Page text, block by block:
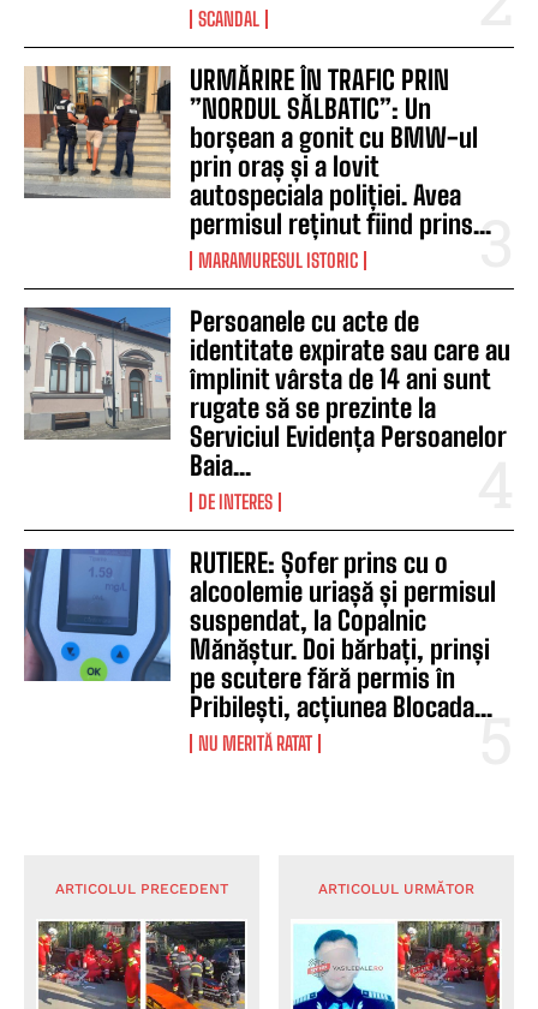
SCANDAL
URMĂRIRE ÎN TRAFIC PRIN
”NORDUL SĂLBATIC”: Un
borșean a gonit cu BMW-ul
prin oraș și a lovit
autospeciala poliției. Avea
permisul reținut fiind prins...
MARAMURESUL ISTORIC
Persoanele cu acte de
identitate expirate sau care au
împlinit vârsta de 14 ani sunt
rugate să se prezinte la
Serviciul Evidența Persoanelor
Baia...
DE INTERES
RUTIERE: Șofer prins cu o
alcoolemie uriașă și permisul
suspendat, la Copalnic
Mănăștur. Doi bărbați, prinși
pe scutere fără permis în
Pribilești, acțiunea Blocada...
NU MERITĂ RATAT
ARTICOLUL PRECEDENT ARTICOLUL URMĂTOR